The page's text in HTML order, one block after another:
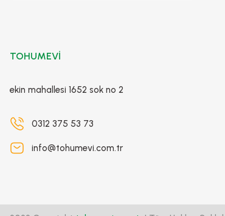
TOHUMEVİ
ekin mahallesi 1652 sok no 2
0312 375 53 73
info@tohumevi.com.tr